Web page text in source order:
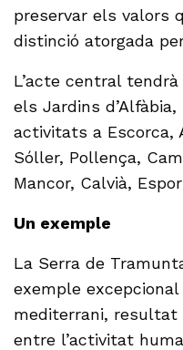
preservar els valors
distinció atorgada
L’acte central
els Jardins
activitats a Escorca,
Sóller, Pollença,
Mancor, Calvià,
Un exemple
La Serra de
exemple
mediterrani,
entre l’activitat